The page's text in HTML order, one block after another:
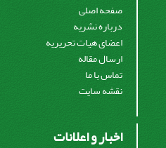
صفحه اصلی
درباره نشریه
اعضای هیات تحریریه
ارسال مقاله
تماس با ما
نقشه سایت
اخبار و اعلانات